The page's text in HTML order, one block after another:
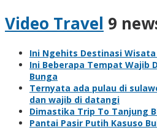
Video Travel 9
Ini Ngehits Destinasi
Ini Beberapa Tempat Wajib
Bunga
Ternyata ada pulau di
dan wajib di datangi
Dimastika Trip To Tanjung
Pantai Pasir Putih Kasuso